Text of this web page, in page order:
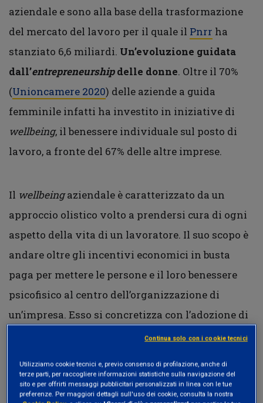
aziendale e sono alla base della trasformazione
del mercato del lavoro per il quale il Pnrr ha
stanziato 6,6 miliardi. Un’evoluzione guidata
dall’entrepreneurshipdelle donne. Oltre il 70%
(Unioncamere 2020) delle aziende a guida
femminile infatti ha investito in iniziative di
wellbeing, il benessere individuale sul posto di
lavoro, a fronte del 67% delle altre imprese.
Il wellbeingaziendale è caratterizzato da un
approccio olistico volto a prendersi cura di ogni
aspetto della vita di un lavoratore. Il suo scopo è
andare oltre gli incentivi economici in busta
paga per mettere le persone e il loro benessere
psicofisico al centro dell’organizzazione di
un’impresa. Esso si concretizza con l’adozione di
bonus, diversificati per ogni individuo in base
attività culturali o sportive (flexible benefits),
favorendo l’evoluzione personale e professionale
Utilizziamo cookie tecnici e, previo consenso di profilazione, anche di
terze parti, per raccogliere informazioni statistiche sulla navigazione del
sito e per offrirti messaggi pubblicitari personalizzati in linea con le tue
preferenze. Per maggiori dettagli sull'uso dei cookie, consulta la nostra
Continua solo con i cookie tecnici